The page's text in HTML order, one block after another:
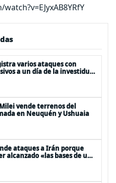
varios ataques con
a un día de la investidura
un policía muerto
vende terrenos del
en Neuquén y Ushuaia
ataques a Irán porque
alcanzado «las bases de un